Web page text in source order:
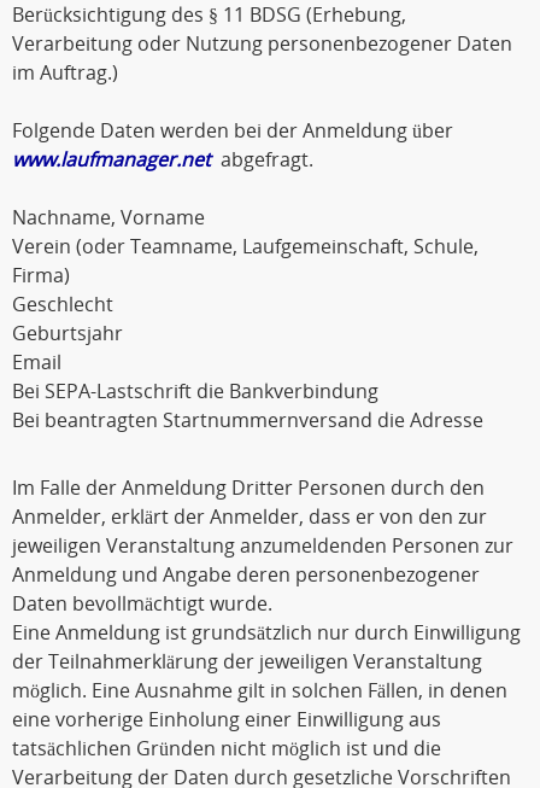
Berücksichtigung des § 11 BDSG (Erhebung,
Verarbeitung oder Nutzung personenbezogener Daten
im Auftrag.)
Folgende Daten werden bei der Anmeldung über
www.laufmanager.netabgefragt.
Nachname, Vorname
Verein (oder Teamname, Laufgemeinschaft, Schule,
Firma)
Geschlecht
Geburtsjahr
Email
Bei SEPA-Lastschrift die Bankverbindung
Bei beantragten Startnummernversand die Adresse
Im Falle der Anmeldung Dritter Personen durch den
Anmelder, erklärt der Anmelder, dass er von den zur
jeweiligen Veranstaltung anzumeldenden Personen zur
Anmeldung und Angabe deren personenbezogener
Daten bevollmächtigt wurde.
Eine Anmeldung ist grundsätzlich nur durch Einwilligung
der Teilnahmerklärung der jeweiligen Veranstaltung
möglich. Eine Ausnahme gilt in solchen Fällen, in denen
eine vorherige Einholung einer Einwilligung aus
tatsächlichen Gründen nicht möglich ist und die
Verarbeitung der Daten durch gesetzliche Vorschriften